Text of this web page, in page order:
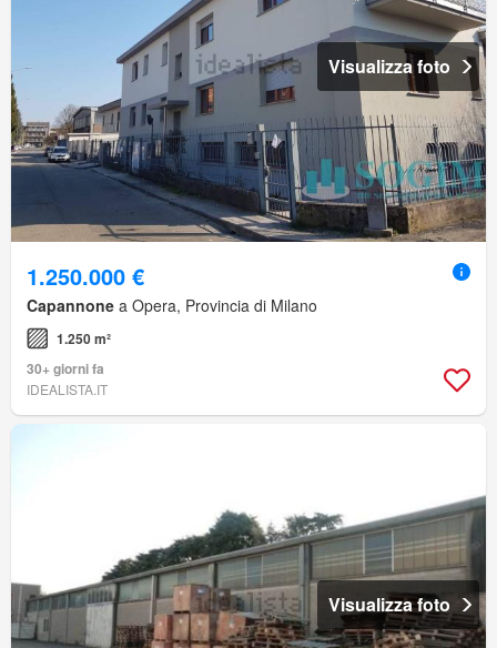
Visualizza foto
1.250.000 €
Capannone a Opera, Provincia di Milano
1.250 m²
30+ giorni fa
IDEALISTA.IT
Visualizza foto